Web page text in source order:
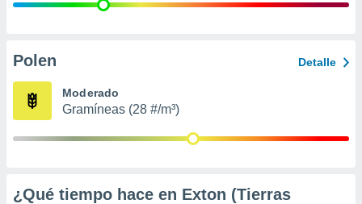
e
publicidad
Polen Detalle
Moderado
Gramíneas (28 #/m³)
¿Qué tiempo hace en Exton (Tierras